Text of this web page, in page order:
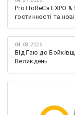
Pro HoReCa EXPO
гостинності та
04.08.2026
Від Гаю до
Великдень